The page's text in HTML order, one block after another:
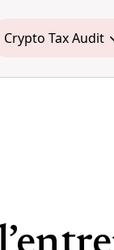
Crypto Tax Audit